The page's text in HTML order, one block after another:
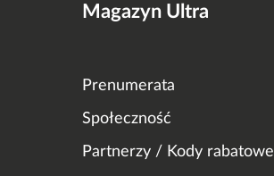
Magazyn Ultra
Prenumerata
Społeczność
Partnerzy / Kody rabatowe